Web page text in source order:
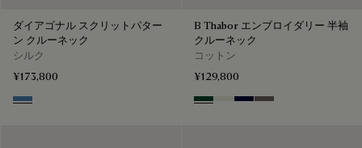
ダイアゴナル スクリットパター
ン クルーネック
シルク
¥173,800
Oceanic Wave
B Thabor エンブロイダリー 半袖
クルーネック
コットン
¥129,800
Green Smoke
Off White
Nero Blue
Sepia